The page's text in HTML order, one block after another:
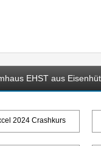
EHST aus
2024 Crashkurs